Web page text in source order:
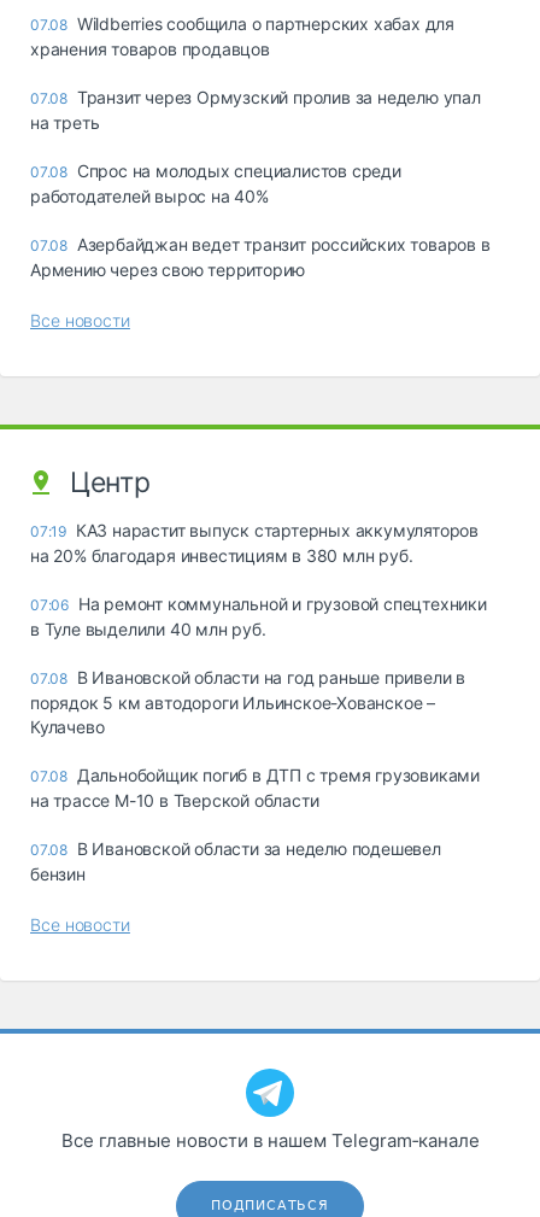
07.08 Wildberries сообщила о партнерских хабах для
хранения товаров продавцов
07.08 Транзит через Ормузский пролив за неделю упал
на треть
07.08 Спрос на молодых специалистов среди
работодателей вырос на 40%
07.08 Азербайджан ведет транзит российских товаров в
Армению через свою территорию
Все новости
Центр
07:19 КАЗ нарастит выпуск стартерных аккумуляторов
на 20% благодаря инвестициям в 380 млн руб.
07:06 На ремонт коммунальной и грузовой спецтехники
в Туле выделили 40 млн руб.
07.08 В Ивановской области на год раньше привели в
порядок 5 км автодороги Ильинское-Хованское –
Кулачево
07.08 Дальнобойщик погиб в ДТП с тремя грузовиками
на трассе М-10 в Тверской области
07.08 В Ивановской области за неделю подешевел
бензин
Все новости
Все главные новости в нашем Telegram‑канале
ПОДПИСАТЬСЯ